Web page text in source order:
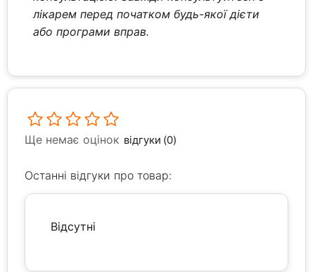
лікарем перед початком будь-якої дієти
або програми вправ.
Ще немає оцінок відгуки (0)
Останні відгуки про товар:
Відсутні